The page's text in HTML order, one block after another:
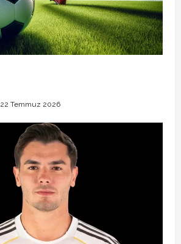
22 Temmuz 2026